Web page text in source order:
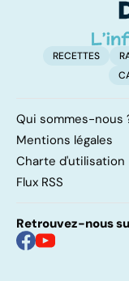
RECETTES
Qui sommes-nous
Mentions légales
Charte d'utilisation
Flux RSS
Retrouvez-nous